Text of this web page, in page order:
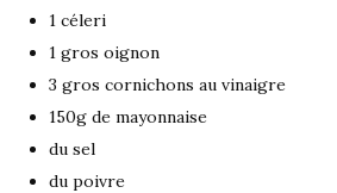
1 céleri
1 gros oignon
3 gros cornichons au vinaigre
150g de mayonnaise
du sel
du poivre